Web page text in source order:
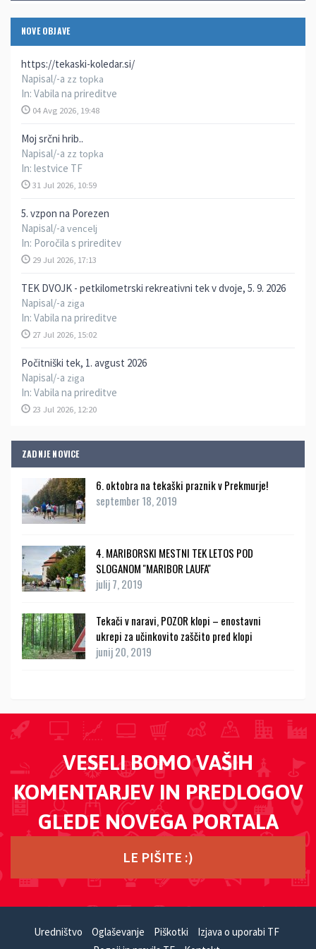
NOVE OBJAVE
https://tekaski-koledar.si/
Napisal/-a zz topka
In: Vabila na prireditve
04 Avg 2026, 19:48
Moj srčni hrib..
Napisal/-a zz topka
In: lestvice TF
31 Jul 2026, 10:59
5. vzpon na Porezen
Napisal/-a vencelj
In: Poročila s prireditev
29 Jul 2026, 17:13
TEK DVOJK - petkilometrski rekreativni tek v dvoje, 5. 9. 2026
Napisal/-a ziga
In: Vabila na prireditve
27 Jul 2026, 15:02
Počitniški tek, 1. avgust 2026
Napisal/-a ziga
In: Vabila na prireditve
23 Jul 2026, 12:20
ZADNJE NOVICE
6. oktobra na tekaški praznik v Prekmurje!
september 18, 2019
4. MARIBORSKI MESTNI TEK LETOS POD
SLOGANOM ''MARIBOR LAUFA''
julij 7, 2019
Tekači v naravi, POZOR klopi – enostavni
ukrepi za učinkovito zaščito pred klopi
junij 20, 2019
VESELI BOMO VAŠIH
KOMENTARJEV IN PREDLOGOV
GLEDE NOVEGA PORTALA
LE PIŠITE :)
Uredništvo Oglaševanje Piškotki
Izjava o uporabi TF